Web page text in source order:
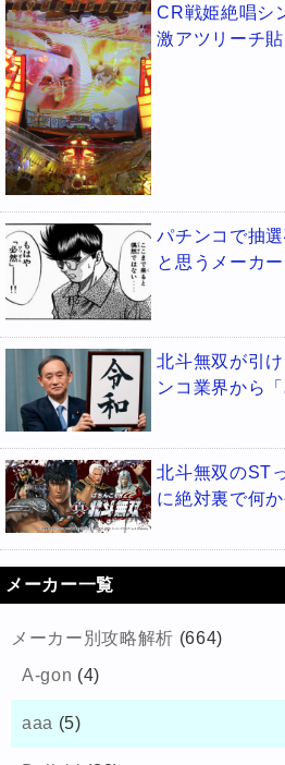
CR戦姫絶唱シ
激アツリーチ
パチンコで抽
と思うメーカー
北斗無双が引
ンコ業界から
北斗無双のST
に絶対裏で何
メーカー一覧
メーカー別攻略解析 (664)
A-gon (4)
aaa (5)